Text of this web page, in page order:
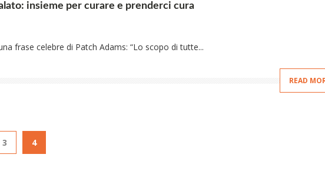
insieme per curare e prenderci cura
frase celebre di Patch Adams: “Lo scopo di tutte...
READ
3 4